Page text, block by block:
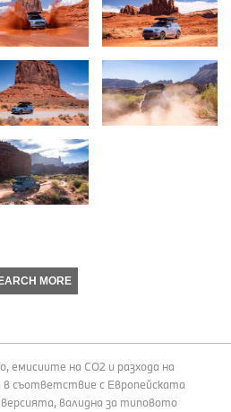
MORE
емисиите на СО2 и разхода на
в съответствие с Европейската
валидна за типовото